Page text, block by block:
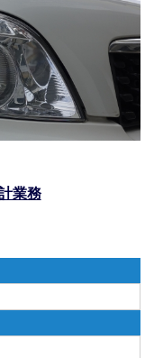
業務